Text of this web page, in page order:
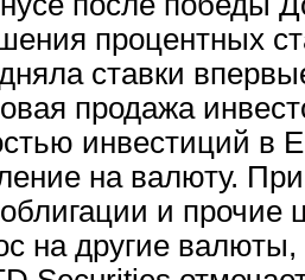
процентных
ставки
продажа
инвестиций в
на валюту.
облигации и
на другие